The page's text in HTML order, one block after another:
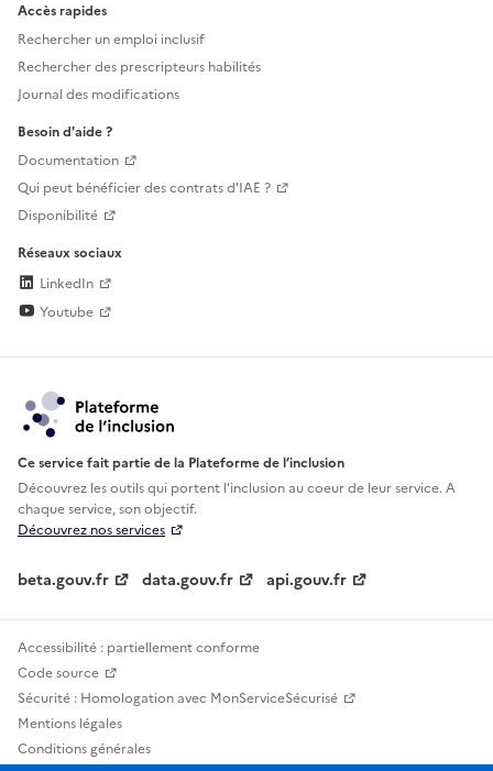
Accès rapides
Rechercher un emploi inclusif
Rechercher des prescripteurs habilités
Journal des modifications
Besoin d'aide ?
Documentation
Qui peut bénéficier des contrats d'IAE ?
Disponibilité
Réseaux sociaux
LinkedIn
Youtube
Ce service fait partie de la Plateforme de l’inclusion
Découvrez les outils qui portent l'inclusion aucoeur de leur service. A
chaque service, son objectif.
Découvrez nos services
beta.gouv.fr data.gouv.fr api.gouv.fr
Accessibilité : partiellement conforme
Code source
Sécurité : Homologation avec MonServiceSécurisé
Mentions légales
Conditions générales